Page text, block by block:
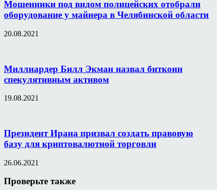
Мошенники под видом полицейских отобрали
оборудование у майнера в Челябинской области
20.08.2021
Миллиардер Билл Экман назвал биткоин
спекулятивным активом
19.08.2021
Президент Ирана призвал создать правовую
базу для криптовалютной торговли
26.06.2021
Проверьте также